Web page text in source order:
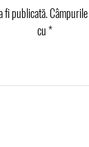
fi publicată.
cu*